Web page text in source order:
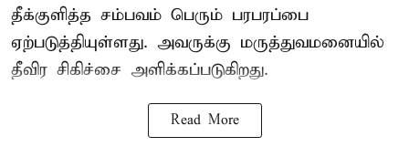
தீக்குளித்த சம்பவம் பெரும் பரபரப்பை
ஏற்படுத்தியுள்ளது. அவருக்கு மருத்துவமனையில்
தீவிர சிகிச்சை அளிக்கப்படுகிறது.
Read More